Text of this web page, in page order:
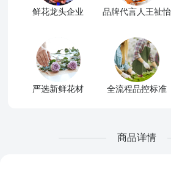
鲜花龙头企业 品牌代言人王祉怡
严选新鲜花材 全流程品控标准
商品详情